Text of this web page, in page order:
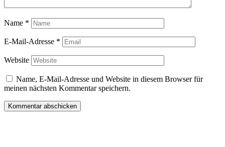
Name *
E-Mail-Adresse *
Website
Name, E-Mail-Adresse und Website in diesem Browser für
meinen nächsten Kommentar speichern.